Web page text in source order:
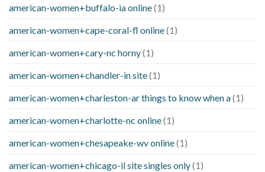
american-women+buffalo-ia online(1)
american-women+cape-coral-fl online(1)
american-women+cary-nc horny(1)
american-women+chandler-in site(1)
american-women+charleston-ar things to know when a(1)
american-women+charlotte-nc online(1)
american-women+chesapeake-wv online(1)
american-women+chicago-il site singles only(1)